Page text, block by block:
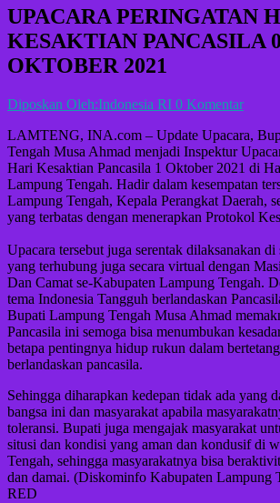
UPACARA PERINGATAN
KESAKTIAN PANCASILA
OKTOBER 2021
Diposkan Oleh:Indonesia RI 0 Komentar
LAMTENG, INA.com – Update Upacara,
Tengah Musa Ahmad menjadi Inspektur
Hari Kesaktian Pancasila 1 Oktober 2021 di
Lampung Tengah. Hadir dalam kesempatan
Lampung Tengah, Kepala Perangkat Daerah,
yang terbatas dengan menerapkan Protokol
Upacara tersebut juga serentak dilaksanakan
yang terhubung juga secara virtual dengan
Dan Camat se-Kabupaten Lampung Tengah.
tema Indonesia Tangguh berlandaskan
Bupati Lampung Tengah Musa Ahmad
Pancasila ini semoga bisa menumbukan
betapa pentingnya hidup rukun dalam
berlandaskan pancasila.
Sehingga diharapkan kedepan tidak ada yang
bangsa ini dan masyarakat apabila
toleransi. Bupati juga mengajak masyarakat
situsi dan kondisi yang aman dan kondusif di
Tengah, sehingga masyarakatnya bisa
dan damai. (Diskominfo Kabupaten Lampung
RED